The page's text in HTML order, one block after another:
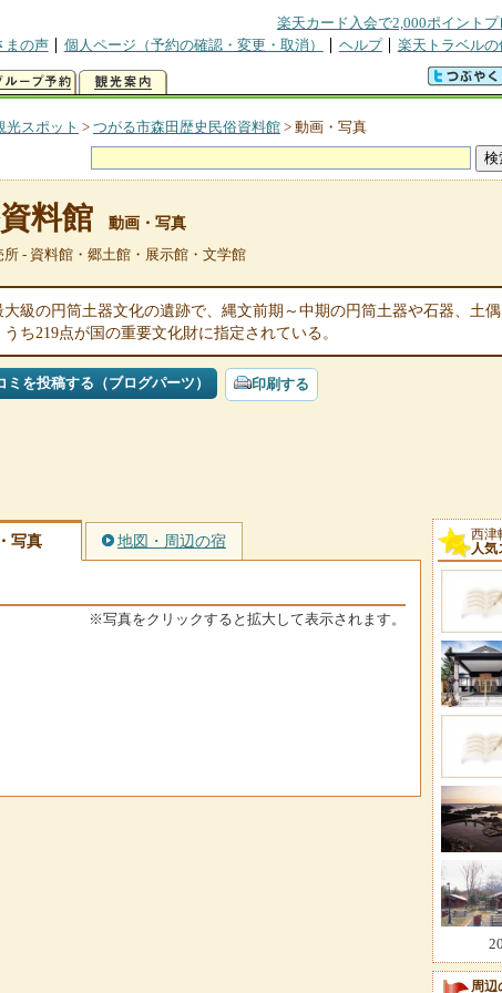
楽天カード入会で2,000ポイントプ
まの声
個人ページ（予約の確認・変更・取消） ヘルプ 楽天トラベルの
光スポット > つがる市森田歴史民俗資料館 > 動画・写真
料館 動画・写真
所 - 資料館・郷土館・展示館・文学館
級の円筒土器文化の遺跡で、縄文前期～中期の円筒土器や石器、土
ち219点が国の重要文化財に指定されている。
ミを投稿する（ブログパーツ） 印刷する
写真 地図・周辺の宿
※写真をクリックすると拡大して表示されます。
西津
人気
周辺